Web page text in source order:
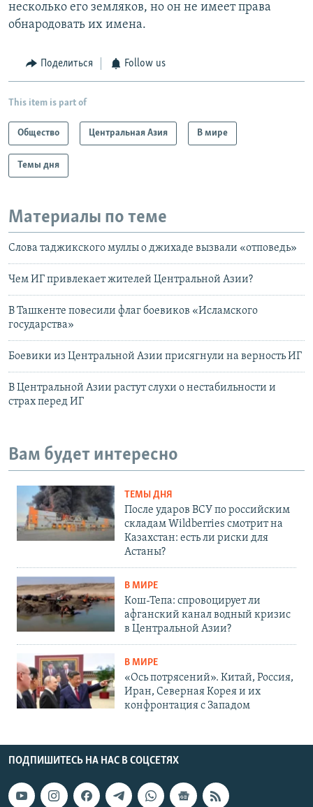
несколько его земляков, но он не имеет права
обнародовать их имена.
Поделиться Follow us
This item is part of
Общество Центральная Азия В мире
Темы дня
Материалы по теме
Слова таджикского муллы о джихаде вызвали «отповедь»
Чем ИГ привлекает жителей Центральной Азии?
В Ташкенте повесили флаг боевиков «Исламского
государства»
Боевики из Центральной Азии присягнули на верность ИГ
В Центральной Азии растут слухи о нестабильности и
страх перед ИГ
Вам будет интересно
ТЕМЫ ДНЯ
После ударов ВСУ по российским
складам Wildberries смотрит на
Казахстан: есть ли риски для
Астаны?
В МИРЕ
Кош-Тепа: спровоцирует ли
афганский канал водный кризис
в Центральной Азии?
В МИРЕ
«Ось потрясений». Китай, Россия,
Иран, Северная Корея и их
конфронтация с Западом
ПОДПИШИТЕСЬ НА НАС В СОЦСЕТЯХ